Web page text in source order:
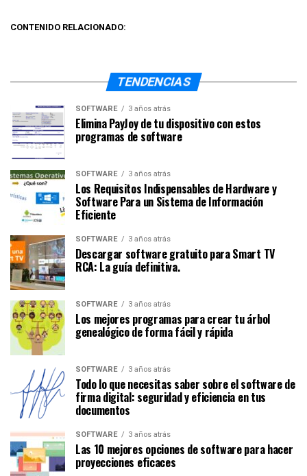
CONTENIDO RELACIONADO:
TENDENCIAS
SOFTWARE 3 años atrás
Elimina PayJoy de tu dispositivo con estos
programas de software
SOFTWARE 3 años atrás
Los Requisitos Indispensables de Hardware y
Software Para un Sistema de Información
Eficiente
SOFTWARE 3 años atrás
Descargar software gratuito para Smart TV
RCA: La guía definitiva.
SOFTWARE 3 años atrás
Los mejores programas para crear tu árbol
genealógico de forma fácil y rápida
SOFTWARE 3 años atrás
Todo lo que necesitas saber sobre el software de
firma digital: seguridad y eficiencia en tus
documentos
SOFTWARE 3 años atrás
Las 10 mejores opciones de software para hacer
proyecciones eficaces